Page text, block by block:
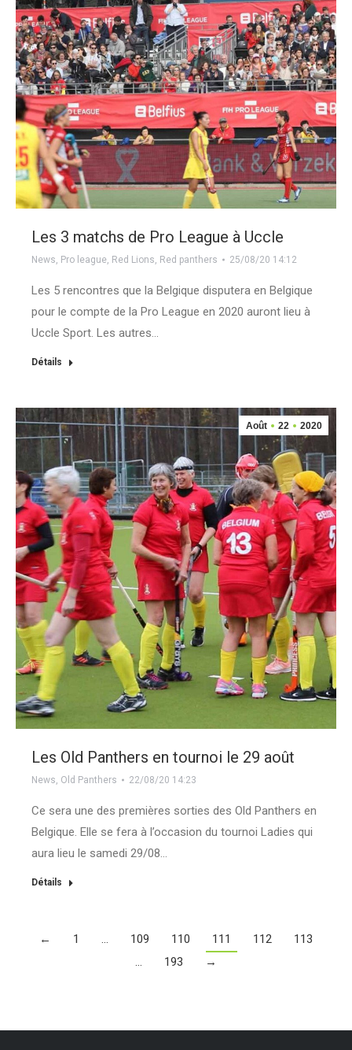
Les 3 matchs de Pro League à Uccle
News, Pro league, Red Lions, Red panthers 25/08/20 14:12
Les 5 rencontres que la Belgique disputera en Belgique
pour le compte de la Pro League en 2020 auront lieu à
Uccle Sport. Les autres…
Détails
Août 22 2020
Les Old Panthers en tournoi le 29 août
News, Old Panthers 22/08/20 14:23
Ce sera une des premières sorties des Old Panthers en
Belgique. Elle se fera à l’occasion du tournoi Ladies qui
aura lieu le samedi 29/08…
Détails
← 1 … 109 110 111 112
113
…
193 →